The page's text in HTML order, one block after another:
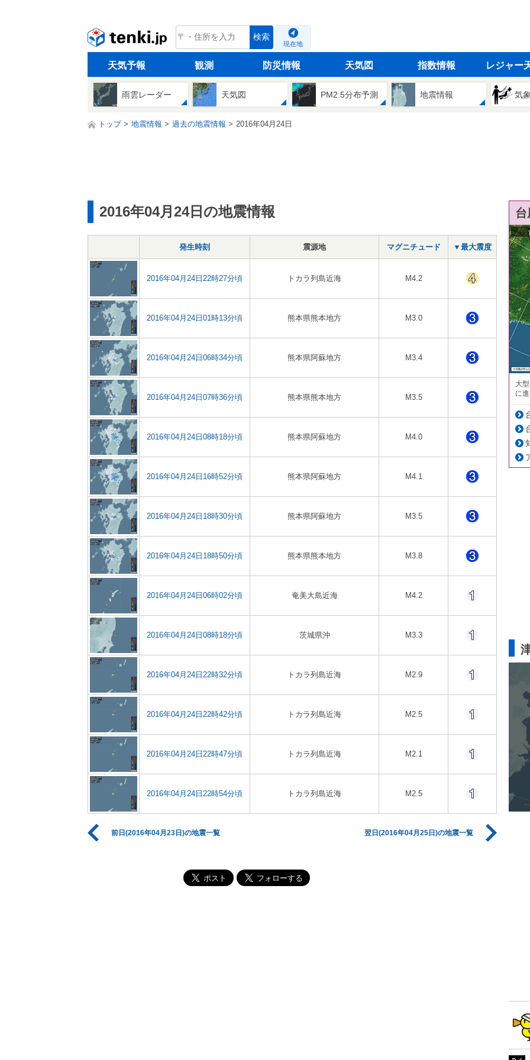
tenki.jp 検索
現在地
天気予報 観測 防災情報 天気図 指数情報 レジャー
雨雲レーダー 天気図 PM2.5分布予測 地震情報 気
トップ 地震情報 過去の地震情報 2016年04月24日
2016年04月24日の地震情報
発生時刻 震源地 マグニチュード ▼最大震度
2016年04月24日22時27分頃 トカラ列島近海 M4.2
2016年04月24日01時13分頃 熊本県熊本地方 M3.0
2016年04月24日06時34分頃 熊本県阿蘇地方 M3.4
2016年04月24日07時36分頃 熊本県熊本地方 M3.5
2016年04月24日08時18分頃 熊本県阿蘇地方 M4.0
2016年04月24日16時52分頃 熊本県阿蘇地方 M4.1
2016年04月24日18時30分頃 熊本県阿蘇地方 M3.5
2016年04月24日18時50分頃 熊本県熊本地方 M3.8
2016年04月24日06時02分頃 奄美大島近海 M4.2
2016年04月24日08時18分頃 茨城県沖 M3.3
2016年04月24日22時32分頃 トカラ列島近海 M2.9
2016年04月24日22時42分頃 トカラ列島近海 M2.5
2016年04月24日22時47分頃 トカラ列島近海 M2.1
2016年04月24日22時54分頃 トカラ列島近海 M2.5
前日(2016年04月23日)の地震一覧 翌日(2016年04月25日)の地震一覧
大
に